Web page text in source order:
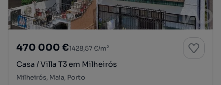
470 000 €1428,57 €/m²
Casa / Villa T3 em Milheirós
Milheirós, Maia, Porto